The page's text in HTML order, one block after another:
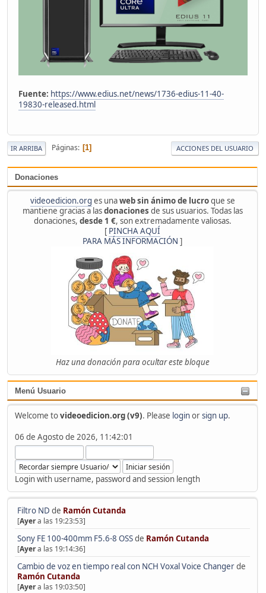
Donaciones
videoedicion.org es unaweb sin ánimo de lucroque se
mantiene gracias a lasdonaciones de sus usuarios. Todas las
donaciones, desde 1 €, son extremadamente valiosas.
[ PINCHA AQUÍ
PARA MÁS INFORMACIÓN ]
Haz una donación para ocultar este bloque
Menú Usuario
Welcome tovideoedicion.org (v9). Please loginorsign up.
06 de Agosto de 2026, 11:42:01
Login with username, password and session length
Filtro ND de Ramón Cutanda
[Ayera las 19:23:53]
Sony FE 100-400mm F5.6-8 OSSde Ramón Cutanda
[Ayera las 19:14:36]
Cambio de voz en tiempo real con NCH Voxal Voice Changerde
Ramón Cutanda
[Ayera las 19:03:50]
Fuente: https://www.edius.net/news/1736-edius-11-40-
19830-released.html
IR ARRIBA Páginas 1 ACCIONES DEL USUARIO